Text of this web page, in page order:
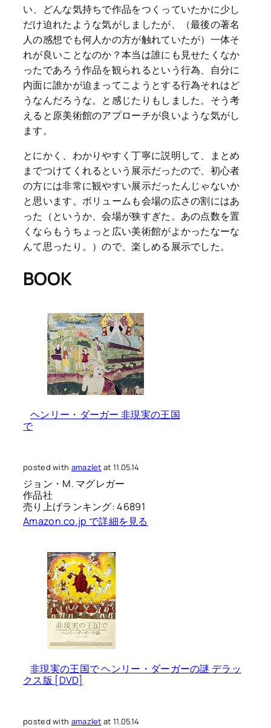
い、どんな気持ちで作品をつくっていたかに少し
だけ迫れたような気がしましたが、（最後の著名
人の感想でも何人かの方が触れていたが）一体そ
れが良いことなのか？本当は誰にも見せたくなか
ったであろう作品を観られるという行為、自分に
内面に誰かが迫まってこようとする行為それはど
うなんだろうな。と感じたりもしました。そう考
えると原美術館のアプローチが良いような気がし
ます。
とにかく、わかりやすく丁寧に説明して、まとめ
までつけてくれるという展示だったので、初心者
の方には非常に観やすい展示だったんじゃないか
と思います。ボリュームも会場の広さの割にはあ
った（というか、会場が狭すぎた。あの点数を置
くならもうちょっと広い美術館がよかったなーな
んて思ったり。）ので、楽しめる展示でした。
BOOK
ヘンリー・ダーガー 非現実の王国
で
posted with amazlet at 11.05.14
ジョン・M. マグレガー
作品社
売り上げランキング: 46891
Amazon.co.jp で詳細を見る
非現実の王国で ヘンリー・ダーガーの謎 デラッ
クス版 [DVD]
posted with amazlet at 11.05.14